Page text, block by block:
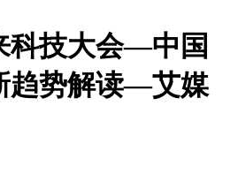
科技大会—中国
趋势解读—艾媒